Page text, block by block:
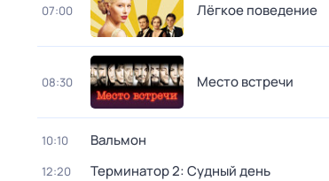
07:00 Лёгкое поведение
08:30 Место встречи
10:10 Вальмон
12:20 Терминатор 2: Судный день